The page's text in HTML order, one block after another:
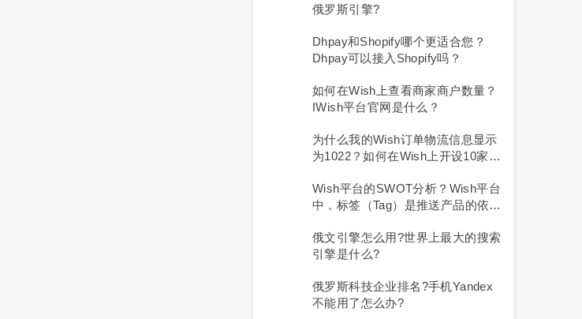
俄罗斯引擎?
Dhpay和Shopify哪个更适合您？
Dhpay可以接入Shopify吗？
如何在Wish上查看商家商户数量？
IWish平台官网是什么？
为什么我的Wish订单物流信息显示
为1022？如何在Wish上开设10家店
Wish平台的SWOT分析？Wish平台
中，标签（Tag）是推送产品的依据
俄文引擎怎么用?世界上最大的搜索
引擎是什么?
俄罗斯科技企业排名?手机yandex
不能用了怎么办?